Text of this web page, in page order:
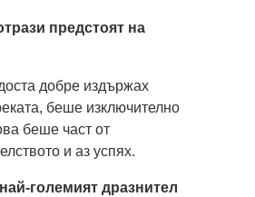
предстоят на
добре издържах
беше изключително
беше част от
и аз успях.
големият дразнител